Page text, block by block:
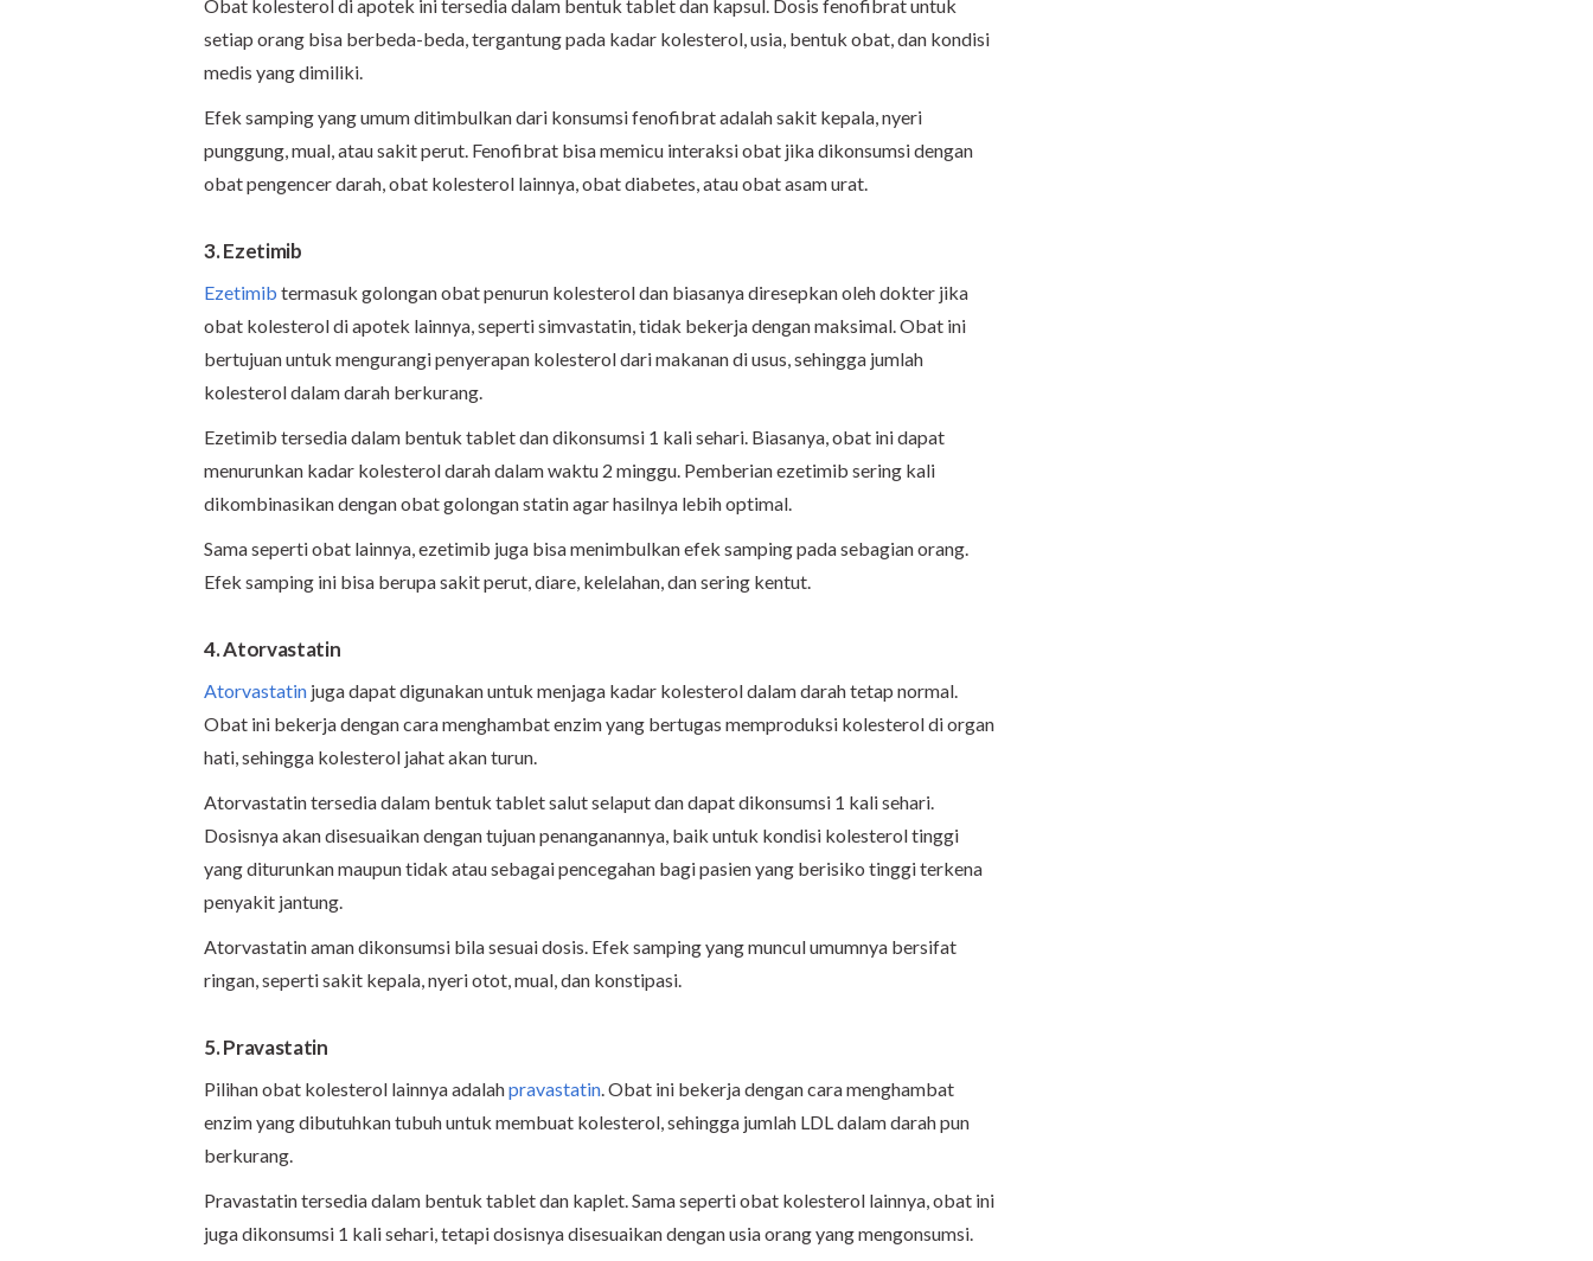
Obat kolesterol di apotek ini tersedia dalam bentuk tablet dan kapsul. Dosis fenofibrat untuk
setiap orang bisa berbeda-beda, tergantung pada kadar kolesterol, usia, bentuk obat, dan kondisi
medis yang dimiliki.
Efek samping yang umum ditimbulkan dari konsumsi fenofibrat adalah sakit kepala, nyeri
punggung, mual, atau sakit perut. Fenofibrat bisa memicu interaksi obat jika dikonsumsi dengan
obat pengencer darah, obat kolesterol lainnya, obat diabetes, atau obat asam urat.
3. Ezetimib
Ezetimib termasuk golongan obat penurun kolesterol dan biasanya diresepkan oleh dokter jika
obat kolesterol di apotek lainnya, seperti simvastatin, tidak bekerja dengan maksimal. Obat ini
bertujuan untuk mengurangi penyerapan kolesterol dari makanan di usus, sehingga jumlah
kolesterol dalam darah berkurang.
Ezetimib tersedia dalam bentuk tablet dan dikonsumsi 1 kali sehari. Biasanya, obat ini dapat
menurunkan kadar kolesterol darah dalam waktu 2 minggu. Pemberian ezetimib sering kali
dikombinasikan dengan obat golongan statin agar hasilnya lebih optimal.
Sama seperti obat lainnya, ezetimib juga bisa menimbulkan efek samping pada sebagian orang.
Efek samping ini bisa berupa sakit perut, diare, kelelahan, dan sering kentut.
4. Atorvastatin
Atorvastatin juga dapat digunakan untuk menjaga kadar kolesterol dalam darah tetap normal.
Obat ini bekerja dengan cara menghambat enzim yang bertugas memproduksi kolesterol di organ
hati, sehingga kolesterol jahat akan turun.
Atorvastatin tersedia dalam bentuk tablet salut selaput dan dapat dikonsumsi 1 kali sehari.
Dosisnya akan disesuaikan dengan tujuan penanganannya, baik untuk kondisi kolesterol tinggi
yang diturunkan maupun tidak atau sebagai pencegahan bagi pasien yang berisiko tinggi terkena
penyakit jantung.
Atorvastatin aman dikonsumsi bila sesuai dosis. Efek samping yang muncul umumnya bersifat
ringan, seperti sakit kepala, nyeri otot, mual, dan konstipasi.
5. Pravastatin
Pilihan obat kolesterol lainnya adalahpravastatin. Obat ini bekerja dengan cara menghambat
enzim yang dibutuhkan tubuh untuk membuat kolesterol, sehingga jumlah LDL dalam darah pun
berkurang.
Pravastatin tersedia dalam bentuk tablet dan kaplet. Sama seperti obat kolesterol lainnya, obat ini
juga dikonsumsi 1 kali sehari, tetapi dosisnya disesuaikan dengan usia orang yang mengonsumsi.